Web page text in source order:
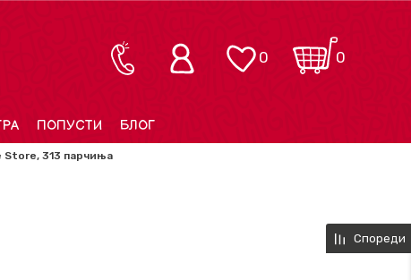
0
0
ПОПУСТИ БЛОГ
Store, 313 парчиња
Спореди